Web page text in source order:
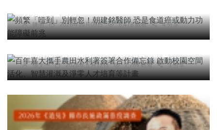
陳明 2026年四月09日 8,478 觀看 4 分享
綜合新聞 文教
百年嘉大攜手農田水利署簽署合作備忘錄 啟動校園
張文一 2026年五月12日 7,784 觀看 3 分享